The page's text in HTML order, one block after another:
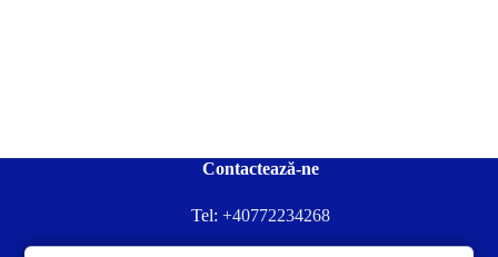
Contactează-ne
Tel: +40772234268